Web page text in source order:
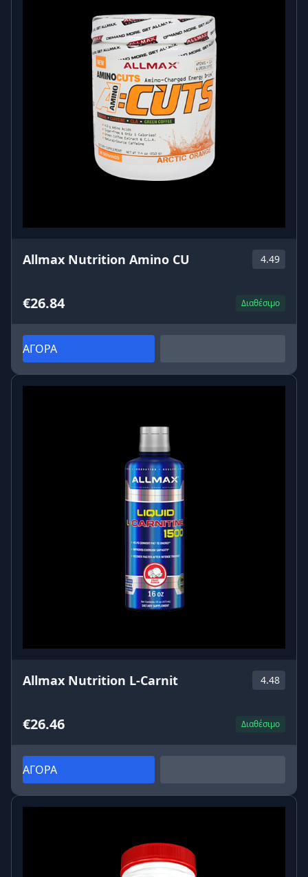
Allmax Nutrition Amino CU 4.49
€26.84 Διαθέσιμο
ΑΓΟΡΑ
Allmax Nutrition L-Carnit 4.48
€26.46 Διαθέσιμο
ΑΓΟΡΑ